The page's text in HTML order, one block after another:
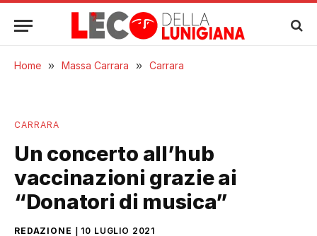
Home » Massa Carrara » Carrara
CARRARA
Un concerto all’hub
vaccinazioni grazie ai
“Donatori di musica”
REDAZIONE 10 LUGLIO 2021